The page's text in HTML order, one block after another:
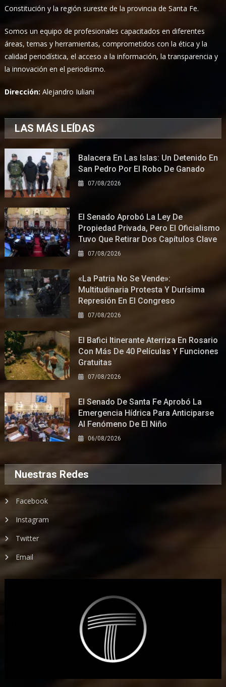
Constitución y la región sureste de la provincia de Santa Fe.
Somos un equipo de profesionales capacitados en diferentes
áreas, temas y herramientas, comprometidos con la ética y la
calidad periodística, el acceso a la información, la transparencia y
la innovación en el periodismo.
Dirección:Alejandro Iuliani
LAS MÁS LEÍDAS
Balacera En Las Islas: Un Detenido En
San Pedro Por El Robo De Ganado
07/08/2026
El Senado Aprobó La Ley De
Propiedad Privada, Pero El Oficialismo
Tuvo Que Retirar Dos Capítulos Clave
07/08/2026
«La Patria No Se Vende»:
Multitudinaria Protesta Y Durísima
Represión En El Congreso
07/08/2026
El Bafici Itinerante Aterriza En Rosario
Con Más De 40 Películas Y Funciones
Gratuitas
07/08/2026
El Senado De Santa Fe Aprobó La
Emergencia Hídrica Para Anticiparse
Al Fenómeno De El Niño
06/08/2026
Nuestras Redes
Facebook
Instagram
Twitter
Email